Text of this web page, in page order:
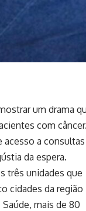
um drama
com
acesso a consultas
da espera.
três unidades que
cidades da região
mais de 80